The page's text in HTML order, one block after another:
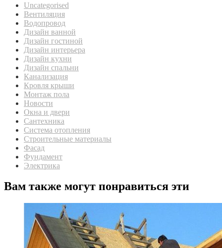
Uncategorised
Вентиляция
Водопровод
Дизайн ванной
Дизайн гостиной
Дизайн интерьера
Дизайн кухни
Дизайн спальни
Канализация
Кровля крыши
Монтаж пола
Новости
Окна и двери
Сантехника
Система отопления
Строительные материалы
Фасад
Фундамент
Электрика
Вам также могут понравиться эти